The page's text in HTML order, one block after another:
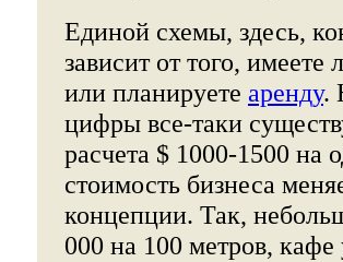
Единой схемы, здесь,
зависит от того,
или планируете аренду.
цифры все-таки
расчета $ 1000-1500 на
стоимость бизнеса
концепции. Так,
000 на 100 метров,